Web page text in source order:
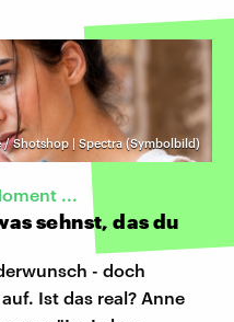
/ Shotshop | Spectra (Symbolbild)
...
sehnst, das du
- doch
Ist das real? Anne